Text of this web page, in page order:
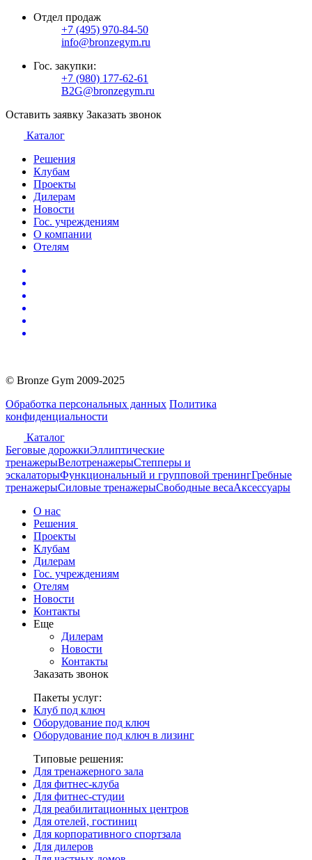
Отдел продаж
+7 (495) 970-84-50
info@bronzegym.ru
Гос. закупки:
+7 (980) 177-62-61
B2G@bronzegym.ru
Оставить заявку Заказать звонок
Каталог
Решения
Клубам
Проекты
Дилерам
Новости
Гос. учреждениям
О компании
Отелям
© Bronze Gym 2009-2025
Обработка персональных данных Политика
конфиденциальности
Каталог
Беговые дорожкиЭллиптические
тренажерыВелотренажерыСтепперы и
эскалаторыФункциональный и групповой тренингГребные
тренажерыСиловые тренажерыСвободные весаАксессуары
О нас
Решения
Проекты
Клубам
Дилерам
Гос. учреждениям
Отелям
Новости
Контакты
Еще
Дилерам
Новости
Контакты
Заказать звонок
Пакеты услуг:
Клуб под ключ
Оборудование под ключ
Оборудование под ключ в лизинг
Типовые решения:
Для тренажерного зала
Для фитнес-клуба
Для фитнес-студии
Для реабилитационных центров
Для отелей, гостиниц
Для корпоративного спортзала
Для дилеров